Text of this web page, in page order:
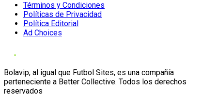
Términos y Condiciones
Políticas de Privacidad
Política Editorial
Ad Choices
Bolavip, al igual que Futbol Sites, es una compañía
perteneciente a Better Collective. Todos los derechos
reservados